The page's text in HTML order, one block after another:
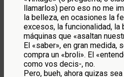
llamarlos) pero eso no me
la belleza, en ocasiones la
excesos, la funcionalidad, la
máquinas que «asaltan
El «saber», en gran medida,
compra un «broli». El
como vos decis-, no.
Pero, bueh, ahora quizas